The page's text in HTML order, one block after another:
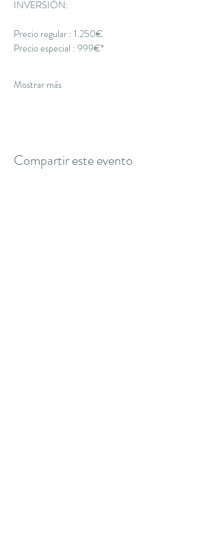
INVERSIÓN:
Precio regular : 1.250€
Precio especial : 999€*
Mostrar más
Compartir este evento